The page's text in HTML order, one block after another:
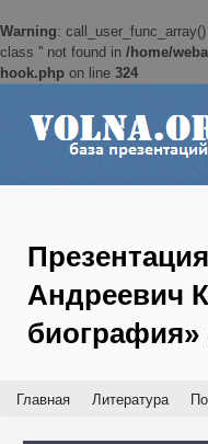
Warning:
class '' not found in /home/
hook.php on line 324
Андреевич
биография»
Главная Литература